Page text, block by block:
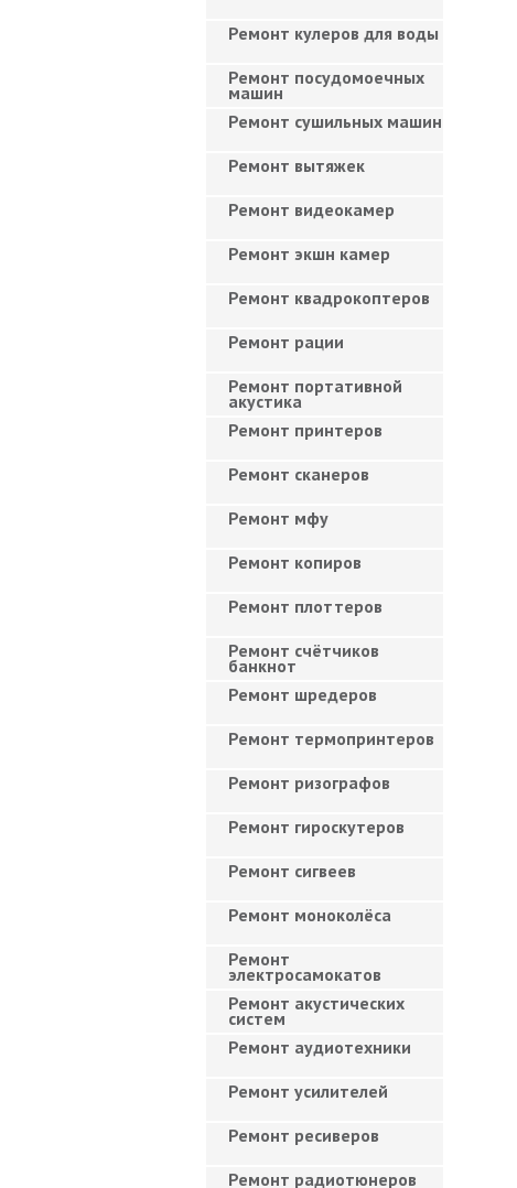
Ремонт кулеров для воды
Ремонт посудомоечных
машин
Ремонт сушильных машин
Ремонт вытяжек
Ремонт видеокамер
Ремонт экшн камер
Ремонт квадрокоптеров
Ремонт рации
Ремонт портативной
акустика
Ремонт принтеров
Ремонт сканеров
Ремонт мфу
Ремонт копиров
Ремонт плоттеров
Ремонт счётчиков
банкнот
Ремонт шредеров
Ремонт термопринтеров
Ремонт ризографов
Ремонт гироскутеров
Ремонт сигвеев
Ремонт моноколёса
Ремонт
электросамокатов
Ремонт акустических
систем
Ремонт аудиотехники
Ремонт усилителей
Ремонт ресиверов
Ремонт радиотюнеров